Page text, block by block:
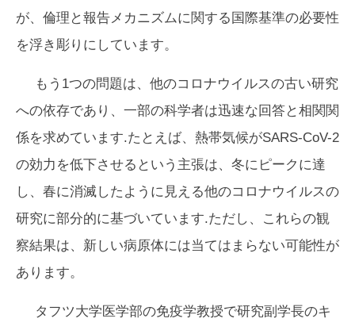
が、倫理と報告メカニズムに関する国際基準の必要性
を浮き彫りにしています。
もう1つの問題は、他のコロナウイルスの古い研究
への依存であり、一部の科学者は迅速な回答と相関関
係を求めています.たとえば、熱帯気候がSARS-CoV-2
の効力を低下させるという主張は、冬にピークに達
し、春に消滅したように見える他のコロナウイルスの
研究に部分的に基づいています.ただし、これらの観
察結果は、新しい病原体には当てはまらない可能性が
あります。
タフツ大学医学部の免疫学教授で研究副学長のキ